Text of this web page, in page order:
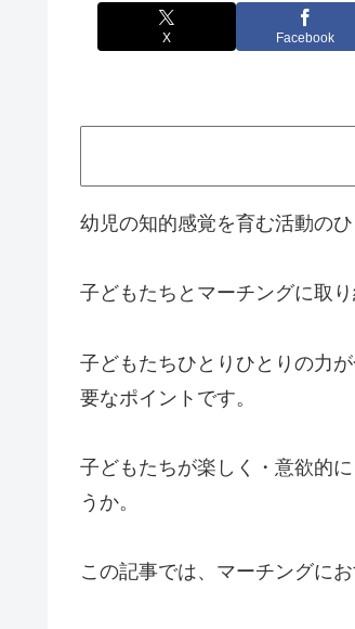
X Facebook
幼児の知的感覚を育む活動の
子どもたちとマーチングに取
子どもたちひとりひとりの力
要なポイントです。
子どもたちが楽しく・意欲的
うか。
この記事では、マーチングに